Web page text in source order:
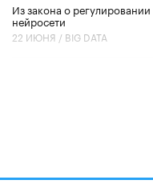
Из закона о
нейросети
22 ИЮНЯ / BIG DATA